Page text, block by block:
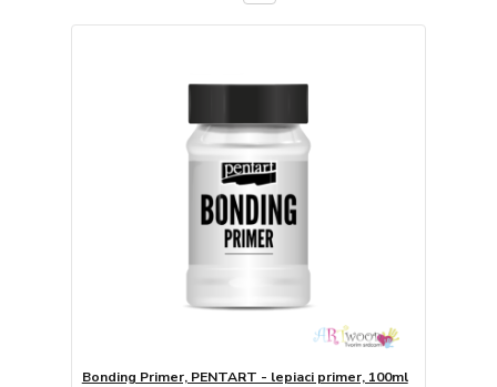
Bonding Primer, PENTART - lepiaci primer, 100ml